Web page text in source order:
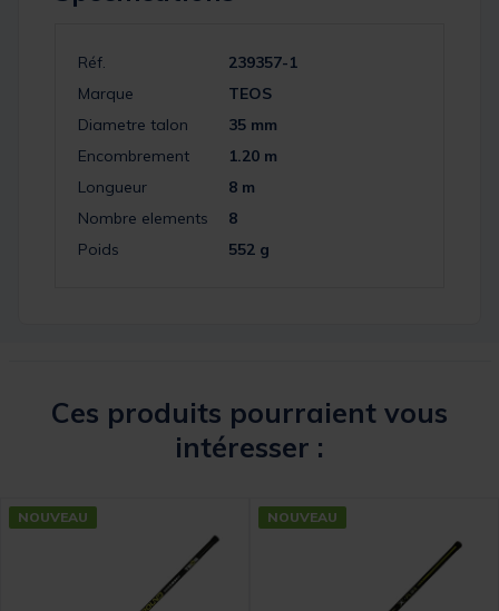
Réf.
239357-1
Marque
TEOS
Diametre talon
35 mm
Encombrement
1.20 m
Longueur
8 m
Nombre elements
8
Poids
552 g
Ces produits pourraient vous
intéresser :
NOUVEAU NOUVEAU